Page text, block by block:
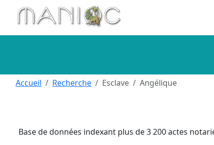
Aller au contenu principal
Base de données indexant plus de 3 200 actes
Accueil Recherche Esclave Angélique